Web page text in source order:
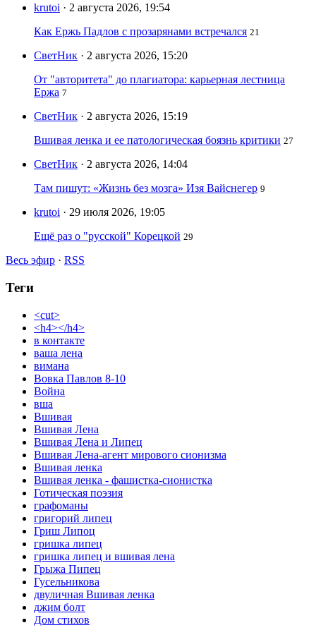
krutoi · 2 августа 2026, 19:54
Как Ержь Падлов с прозарянами встречался 21
СветНик · 2 августа 2026, 15:20
От "авторитета" до плагиатора: карьерная лестница
Ержа 7
СветНик · 2 августа 2026, 15:19
Вшивая ленка и ее патологическая боязнь критики 27
СветНик · 2 августа 2026, 14:04
Там пишут: «Жизнь без мозга» Изя Вайснегер 9
krutoi · 29 июля 2026, 19:05
Ещё раз о "русской" Корецкой 29
Весь эфир · RSS
Теги
<cut>
<h4></h4>
в контакте
ваша лена
вимана
Вовка Павлов 8-10
Война
вша
Вшивая
Вшивая Лена
Вшивая Лена и Липец
Вшивая Лена-агент мирового сионизма
Вшивая ленка
Вшивая ленка - фашистка-сионистка
Готическая поэзия
графоманы
григорий липец
Гриш Липоц
гришка липец
гришка липец и вшивая лена
Грыжа Пипец
Гусельникова
двуличная Вшивая ленка
джим болт
Дом стихов